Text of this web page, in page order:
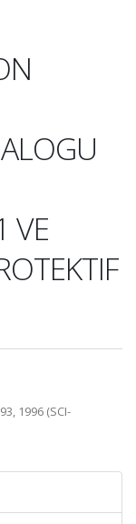
VE
1996 (SCI-